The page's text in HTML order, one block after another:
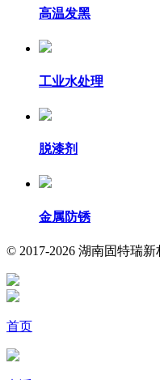
高温发黑
工业水处理
脱漆剂
金属防锈
© 2017-2026 湖南固特瑞
首页